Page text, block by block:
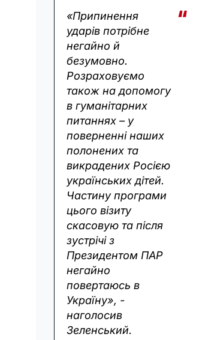
«Припинення
ударів потрібне
негайно й
безумовно.
Розраховуємо
також на допомогу
в гуманітарних
питаннях – у
поверненні наших
полонених та
викрадених Росією
українських дітей.
Частину програми
цього візиту
скасовую та після
зустрічі з
Президентом ПАР
негайно
повертаюсь в
Україну», -
наголосив
Зеленський.